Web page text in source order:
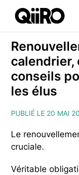
Webflow
calendrier,
conseils
les élus
PUBLIÉ LE 20 MAI
Le
cruciale.
Véritable